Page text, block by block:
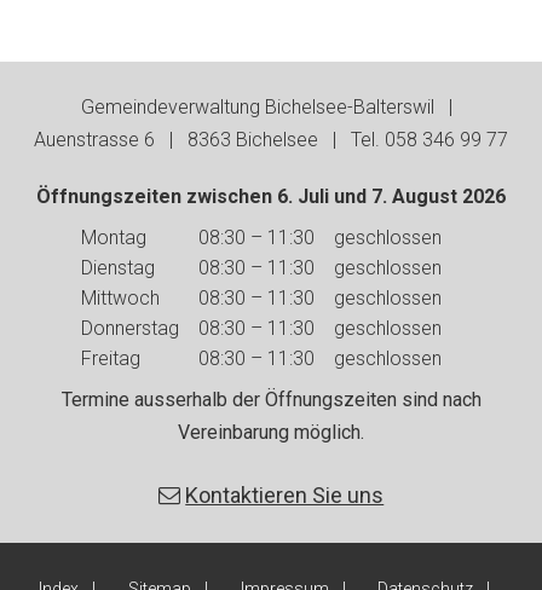
Gemeindeverwaltung Bichelsee-Balterswil |
Auenstrasse 6 | 8363 Bichelsee | Tel. 058 346 99 77
Öffnungszeiten zwischen 6. Juli und 7. August 2026
Wochentag
Vormittag Nachmittag
Montag 08:30 – 11:30
geschlossen
Dienstag
08:30 – 11:30
geschlossen
Mittwoch
08:30 – 11:30
geschlossen
Donnerstag
08:30 – 11:30
geschlossen
Freitag
08:30 – 11:30
geschlossen
Termine ausserhalb der Öffnungszeiten sind nach
Vereinbarung möglich.
Kontaktieren Sie uns